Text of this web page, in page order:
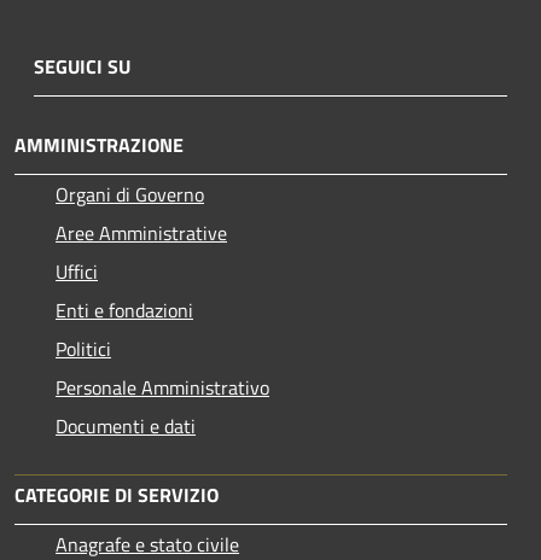
SEGUICI SU
AMMINISTRAZIONE
Organi di Governo
Aree Amministrative
Uffici
Enti e fondazioni
Politici
Personale Amministrativo
Documenti e dati
CATEGORIE DI SERVIZIO
Anagrafe e stato civile